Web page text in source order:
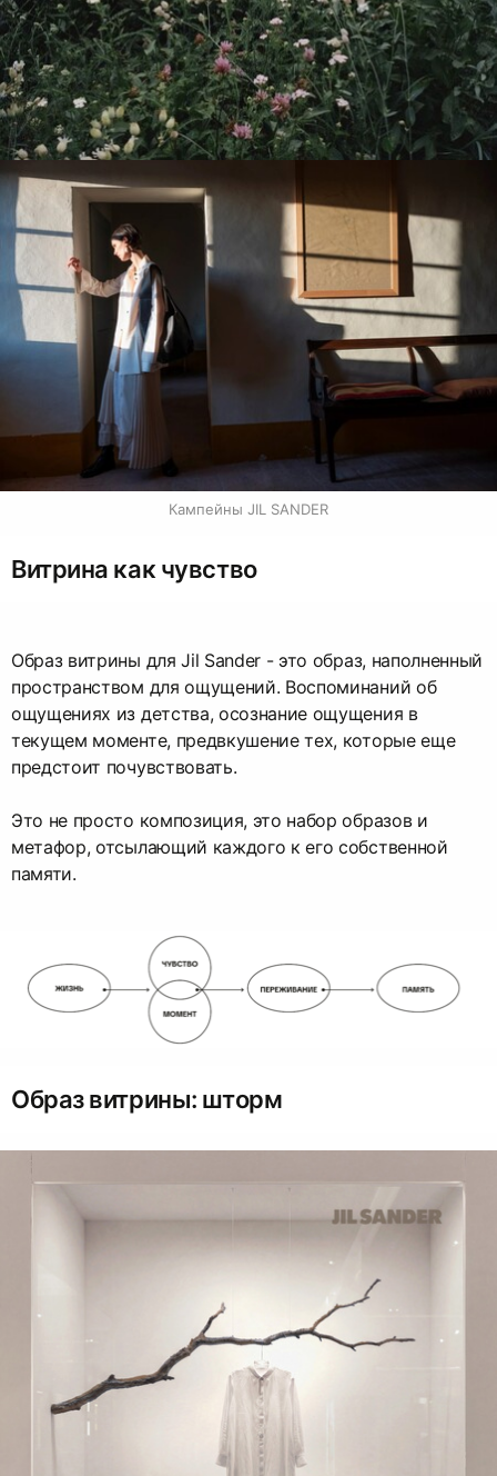
Кампейны JIL SANDER
Витрина как чувство
Образ витрины для Jil Sander - это образ, наполненный
пространством для ощущений. Воспоминаний об
ощущениях из детства, осознание ощущения в
текущем моменте, предвкушение тех, которые еще
предстоит почувствовать.
Это не просто композиция, это набор образов и
метафор, отсылающий каждого к его собственной
памяти.
Образ витрины: шторм